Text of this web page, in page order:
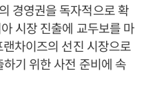
경영권을 독자적으로 확
시장 진출에 교두보를 마
차이즈의 선진 시장으로
기 위한 사전 준비에 속